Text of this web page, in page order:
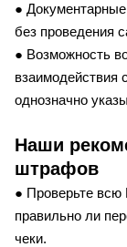
●
без проведения
● Возможность
взаимодействия
однозначно
Наши
штрафов
● Проверьте всю
правильно ли
чеки.